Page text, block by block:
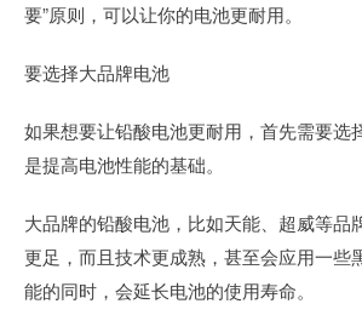
要”原则，可以让你的电池更耐用。
要选择大品牌电池
如果想要让铅酸电池更耐用，首先需要选
是提高电池性能的基础。
大品牌的铅酸电池，比如天能、超威等品
更足，而且技术更成熟，甚至会应用一些
能的同时，会延长电池的使用寿命。